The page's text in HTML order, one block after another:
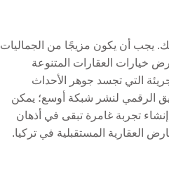
يجب أن يكون مزيجًا من الجماليات
خيارات العقارات المتنوعة
التي تجسد جوهر الأحداث
الرقمي لنشر شبكة أوسع؛ يمكن
تجربة غامرة تبقى في أذهان
العقارية المستقبلية في تركيا.